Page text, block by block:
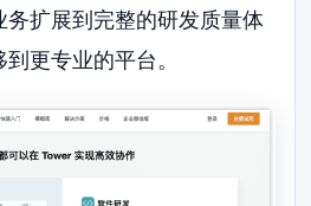
务扩展到完整的研发质量体
更专业的平台。